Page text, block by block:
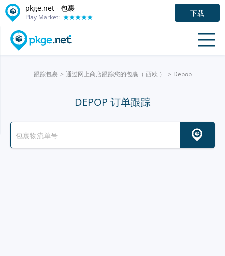
pkge.net - 包裹
Play Market: 下载
跟踪包裹 通过网上商店跟踪您的包裹（ 西欧 ） Depop
DEPOP 订单跟踪